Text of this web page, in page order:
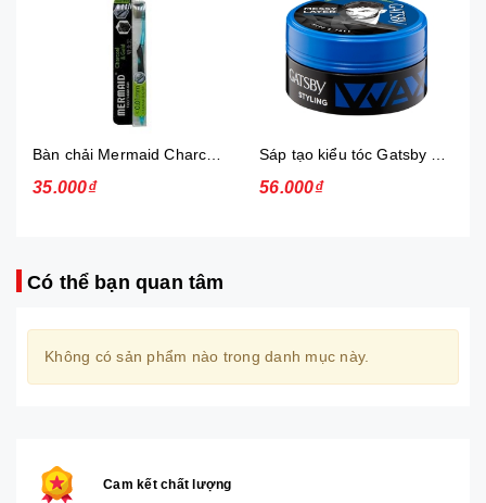
35.000₫ 56.000₫
Có thể bạn quan tâm
Không có sản phẩm nào trong danh mục này.
Cam kết chất lượng